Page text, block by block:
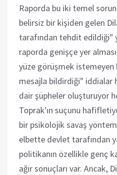
Raporda bu iki temel
belirsiz bir kişiden gelen
tarafından tehdit edildiği"
raporda genişçe yer
yüze görüşmek istemeyen
mesajla bildirdiği" iddialar
dair şüpheler oluşturuyor
Toprak'ın suçunu
bir psikolojik savaş
elbette devlet tarafından
politikanın özellikle genç
ağır sonuçları var. Ancak,